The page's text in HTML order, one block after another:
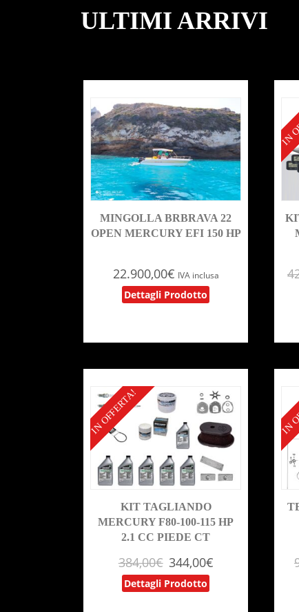
ULTIMI ARRIVI
MINGOLLA BRBRAVA 22
OPEN MERCURY EFI 150 HP
22.900,00€ IVA inclusa
Dettagli Prodotto
IN
IN OFFERTA!
KIT TAGLIANDO
MERCURY F80-100-115 HP
2.1 CC PIEDE CT
384,00€ 344,00€
Dettagli Prodotto
IN